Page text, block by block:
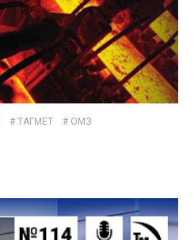
# ТАГМЕТ # ОМЗ